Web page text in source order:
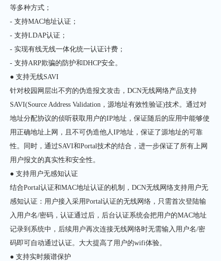
等多种方式；
- 支持MAC地址认证；
- 支持LDAP认证；
- 实现有线无线一体化统一认证计费；
- 支持ARP欺骗的防护和DHCP安全。
● 支持无线SAVI
针对校园网层出不穷的伪造报文攻击，DCN无线网络产品支持
SAVI(Source Address Validation，源地址有效性验证)技术。通过对
地址分配协议的侦听获取用户的IP地址，保证随后的应用中能够使
用正确地址上网，且不可伪造他人IP地址，保证了源地址的可靠
性。同时，通过SAVI和Portal技术的结合，进一步保证了所有上网
用户报文的真实性和安全性。
● 支持用户无感知认证
结合Portal认证和MAC地址认证的机制，DCN无线网络支持用户无
感知认证：用户接入采用Portal认证的无线网络，只需首次登陆输
入用户名/密码，认证通过后，后台认证系统会把用户的MAC地址
记录到系统中，后续用户再次连接无线网络时无需输入用户名/密
码即可自动通过认证。大大提高了用户的wifi体验。
● 支持实时频谱保护